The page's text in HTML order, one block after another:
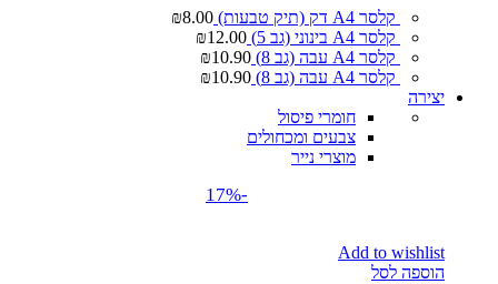
קלסר A4 דק (תיק טבעות) ₪8.00
קלסר A4 בינוני (גב 5)
₪12.00
קלסר A4 עבה (גב 8)
₪10.90
קלסר A4 עבה (גב 8)
₪10.90
יצירה
חומרי פיסול
צבעים ומכחולים
מוצרי נייר
-17%
Add to wishlist
הוספה לסל